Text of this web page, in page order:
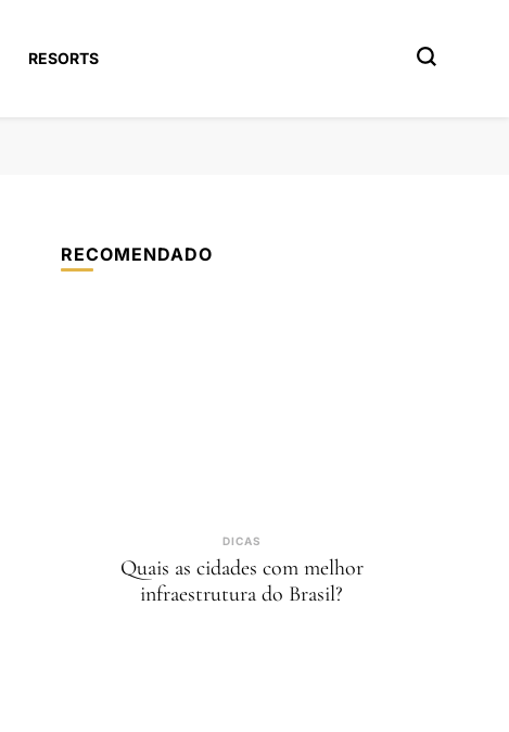
RESORTS
RECOMENDADO
DICAS
Quais as cidades com melhor
infraestrutura do Brasil?